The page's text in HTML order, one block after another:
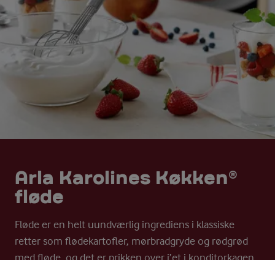
Arla Karolines Køkken®
fløde
Fløde er en helt uundværlig ingrediens i klassiske
retter som flødekartofler, mørbradgryde og rødgrød
med fløde, og det er prikken over i’et i konditorkagen